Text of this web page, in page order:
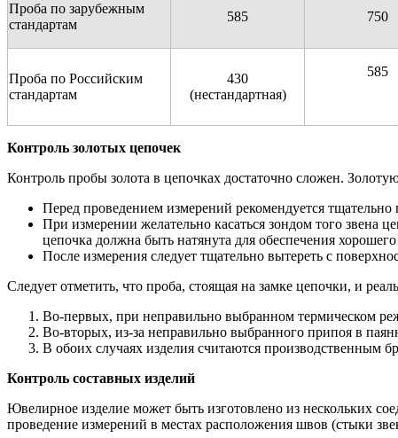
Проба по зарубежным
стандартам
585 750
Проба по Российским
стандартам
430
(нестандартная)
585
Контроль золотых цепочек
Контроль пробы золота в цепочках достаточно сложен.
Перед проведением измерений рекомендуется
При измерении желательно касаться зондом того звена
цепочка должна быть натянута для обеспечения
После измерения следует тщательно вытереть с
Следует отметить, что проба, стоящая на замке цепочки, и
Во-первых, при неправильно выбранном термическом
Во-вторых, из-за неправильно выбранного припоя в
В обоих случаях изделия считаются производственным
Контроль составных изделий
Ювелирное изделие может быть изготовлено из нескольких
проведение измерений в местах расположения швов (стыки